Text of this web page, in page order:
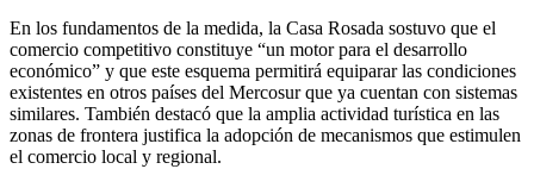
En los fundamentos de la medida, la Casa Rosada sostuvo que el
comercio competitivo constituye “un motor para el desarrollo
económico” y que este esquema permitirá equiparar las condiciones
existentes en otros países del Mercosur que ya cuentan con sistemas
similares. También destacó que la amplia actividad turística en las
zonas de frontera justifica la adopción de mecanismos que estimulen
el comercio local y regional.